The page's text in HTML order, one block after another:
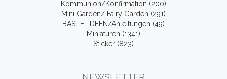
Kommunion/Konfirmation (200)
Mini Garden/ Fairy Garden (291)
BASTELIDEEN/Anleitungen (49)
Miniaturen (1341)
Sticker (823)